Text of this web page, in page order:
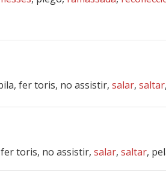
fer toris, no assistir, salar, saltar
toris, no assistir, salar, saltar,